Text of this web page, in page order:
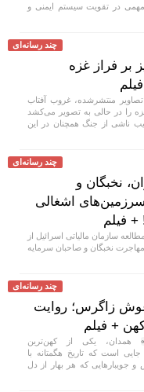
در تقویت سیستم ایمنی و
چند رسانه‌ای
بر فراز غزه
منتشرشده، غروب آفتاب
را در حالی به تصویر می‌کشد
ناشی از جنگ همچنان در این
چند رسانه‌ای
نخبگان و
سرزمین‌های اشغالی
فیلم
مطالعه سازمان مالیاتی اسرائیل از
درصدی مهاجرت نخبگان و صاحبان سرمایه
چند رسانه‌ای
زاگرس؛ روایت
+ فیلم
همدان، یکی از کهن‌ترین
است که تاریخ هگمتانه با
جویبار‌هایی که هر بهار از دل